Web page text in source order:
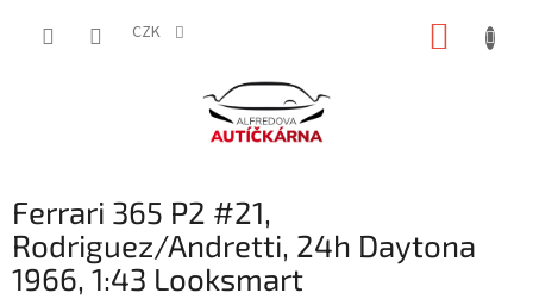
CZK
Ferrari 365 P2 #21,
Rodriguez/Andretti, 24h Daytona
1966, 1:43 Looksmart